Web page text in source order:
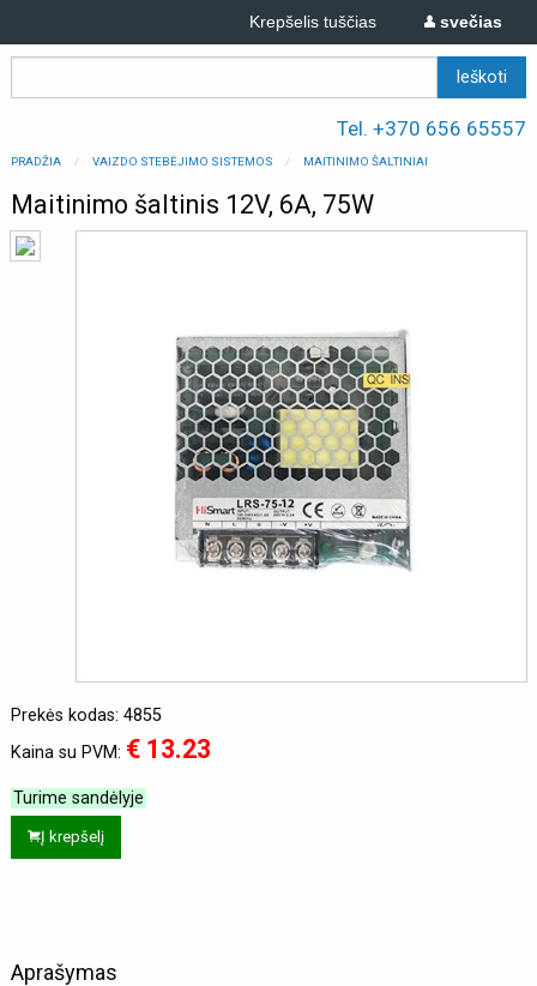
svečias
Krepšelis tuščias
Tel. +370 656 65557
PRADŽIA VAIZDO STEBĖJIMO SISTEMOS MAITINIMO ŠALTINIAI
Maitinimo šaltinis 12V, 6A, 75W
Prekės kodas: 4855
Kaina su PVM: € 13.23
Turime sandėlyje
Į krepšelį
Aprašymas